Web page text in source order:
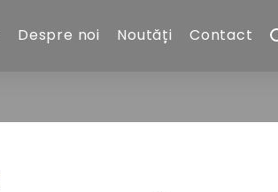
Despre noi Noutăți Contact